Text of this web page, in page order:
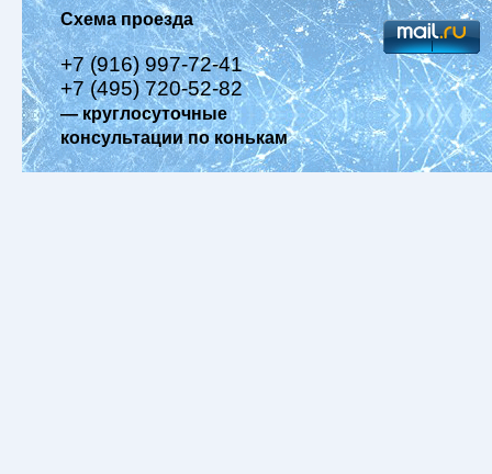
Схема проезда
+7 (916) 997-72-41
+7 (495) 720-52-82
— круглосуточные
консультации по конькам